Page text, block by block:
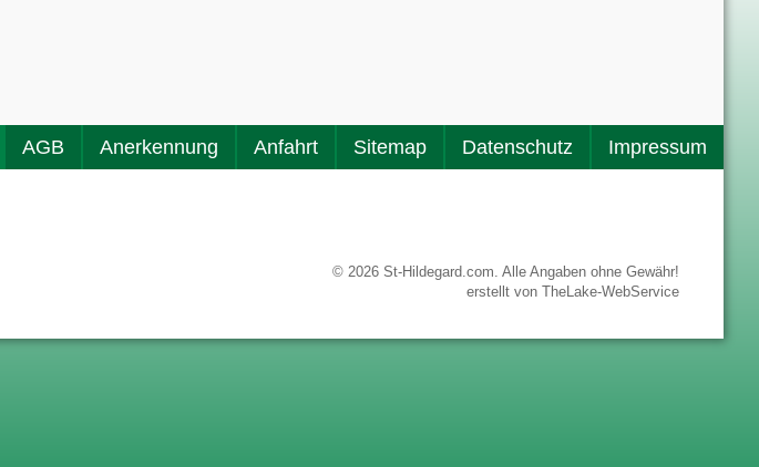
AGB Anerkennung Anfahrt Sitemap Datenschutz Impressum
© 2026 St-Hildegard.com. Alle Angaben ohne Gewähr!
erstellt von TheLake-WebService